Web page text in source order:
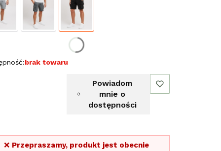
brak towaru
Powiadom
mnie o
dostępności
❌ Przepraszamy, produkt jest obecnie